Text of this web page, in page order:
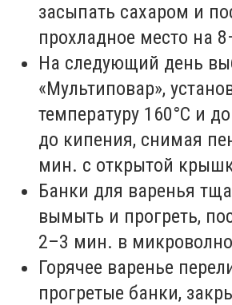
засыпать сахаром и
прохладное место на
На следующий день
«Мультиповар»,
температуру 160°С и
до кипения, снимая
мин. с открытой
Банки для варенья
вымыть и прогреть,
2–3 мин. в
Горячее варенье
прогретые банки,